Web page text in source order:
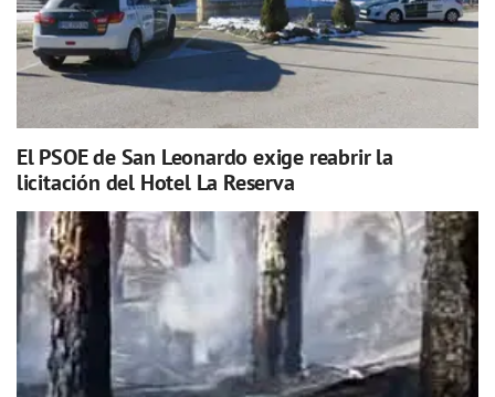
El PSOE de San Leonardo exige reabrir la
licitación del Hotel La Reserva